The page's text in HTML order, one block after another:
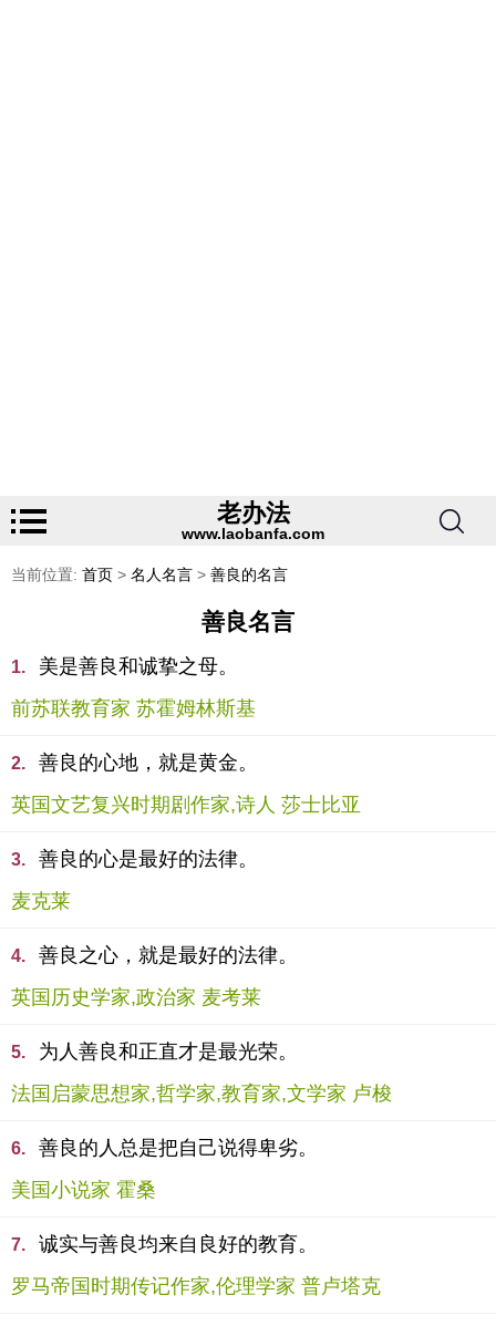
老办法
www.laobanfa.com
当前位置: 首页 > 名人名言 > 善良的名言
善良名言
1.
美是善良和诚挚之母。
前苏联教育家 苏霍姆林斯基
2.
善良的心地，就是黄金。
英国文艺复兴时期剧作家,诗人 莎士比亚
3.
善良的心是最好的法律。
麦克莱
4.
善良之心，就是最好的法律。
英国历史学家,政治家 麦考莱
5.
为人善良和正直才是最光荣。
法国启蒙思想家,哲学家,教育家,文学家 卢梭
6.
善良的人总是把自己说得卑劣。
美国小说家 霍桑
7.
诚实与善良均来自良好的教育。
罗马帝国时期传记作家,伦理学家 普卢塔克